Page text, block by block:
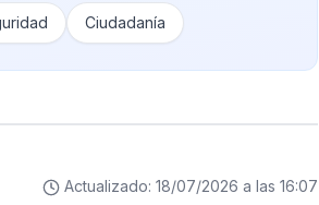
Ciudadanía
Actualizado: 18/07/2026 a las 16:07